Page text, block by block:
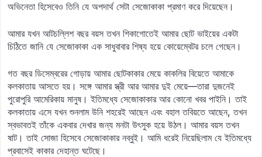
অভিনেতা হিসেবেও তিনি যে অপদার্থ সেটা সেজোকাকা প্রমাণ করে দিয়েছেন।
আমার যখন আটচল্লিশ বছর বয়স তখন শিকাগোতেই আমার ছোট ভাইয়ের একটা
চিঠিতে জানি যে সেজোকাকা এক সাধুবাবার শিষ্য হয়ে কোয়েম্বেটর চলে গেছেন।
গত বছর ডিসেম্বরের গোড়ায় আমার ছোটকাকার মেয়ে কাকলির বিয়েতে আমাকে
কলকাতায় আসতে হয়। সঙ্গে আমার স্ত্রী আর আমার দুই মেয়ে—তারা দুজনেই
পুরোপুরি আমেরিকায় মানুষ। ইতিমধ্যে সেজোকাকার আর কোনো খবর পাইনি। তাই
কলকাতায় এসে যখন শুনলাম উনি শহরেই আছেন এবং বহাল তবিয়তে আছেন, তখন
স্বভাবতই তাঁকে একবার দেখার জন্য মনটা উৎসুক হয়ে উঠল। আমার বয়স তখন
ষাট। তাই সোজা হিসেবে সেজোকাকার নব্বুই। আমি ধরেই নিয়েছিলাম যে ইতিমধ্যে
প্রবাসেই কাকার দেহান্ত ঘটেছে।